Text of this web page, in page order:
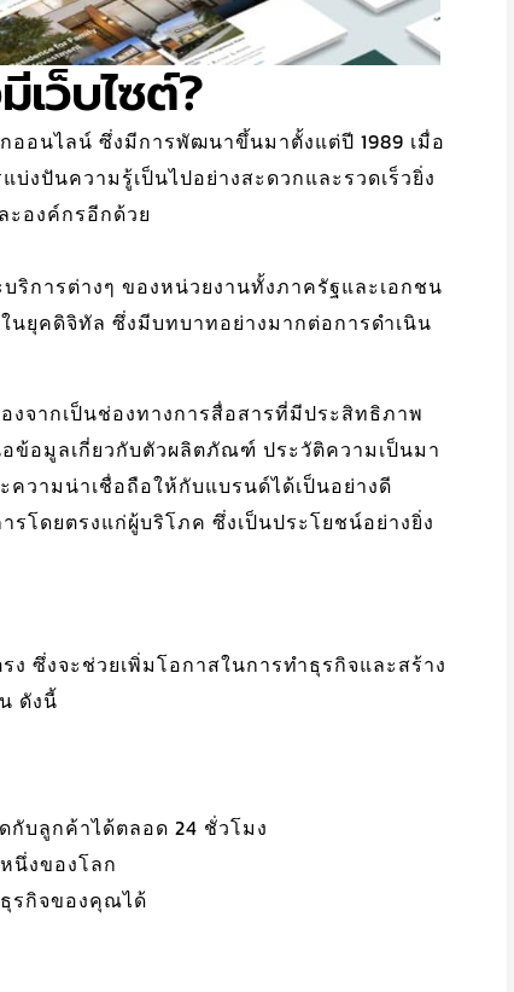
ว็บไซต์?
ออนไลน์ ซึ่งมีการพัฒนาขึ้นมาตั้งแต่ปี 1989 เมื่อ
งปันความรู้เป็นไปอย่างสะดวกและรวดเร็วยิ่ง
ะองค์กรอีกด้วย
ริการต่างๆ ของหน่วยงานทั้งภาครัฐและเอกชน
นยุคดิจิทัล ซึ่งมีบทบาทอย่างมากต่อการดำเนิน
งจากเป็นช่องทางการสื่อสารที่มีประสิทธิภาพ
อข้อมูลเกี่ยวกับตัวผลิตภัณฑ์ ประวัติความเป็นมา
วามน่าเชื่อถือให้กับแบรนด์ได้เป็นอย่างดี
โดยตรงแก่ผู้บริโภค ซึ่งเป็นประโยชน์อย่างยิ่ง
ซึ่งจะช่วยเพิ่มโอกาสในการทำธุรกิจและสร้าง
ดังนี้
กับลูกค้าได้ตลอด 24 ชั่วโมง
นึ่งของโลก
รกิจของคุณได้